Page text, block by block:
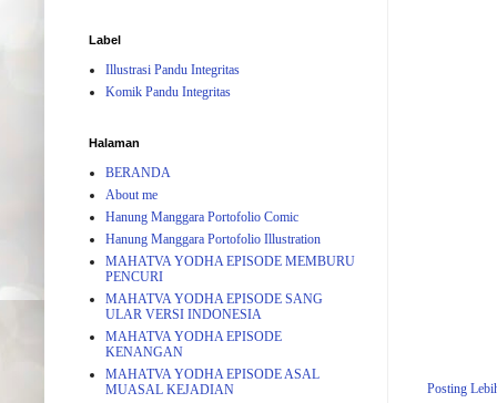
Posting
Label
Illustrasi Pandu Integritas
Komik Pandu Integritas
Halaman
BERANDA
About me
Hanung Manggara Portofolio Comic
Hanung Manggara Portofolio Illustration
MAHATVA YODHA EPISODE MEMBURU
PENCURI
MAHATVA YODHA EPISODE SANG
ULAR VERSI INDONESIA
MAHATVA YODHA EPISODE
KENANGAN
MAHATVA YODHA EPISODE ASAL
MUASAL KEJADIAN